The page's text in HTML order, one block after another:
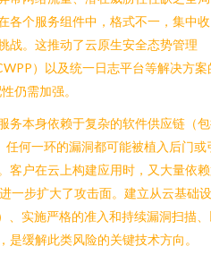
各个服务组件中，格式不一，集中收
战。这推动了云原生安全态势管理
）以及统一日志平台等解决方案
仍需加强。
务本身依赖于复杂的软件供应链（
何一环的漏洞都可能被植入后门或
客户在云上构建应用时，又大量依
一步扩大了攻击面。建立从云基础
、实施严格的准入和持续漏洞扫描
缓解此类风险的关键技术方向。